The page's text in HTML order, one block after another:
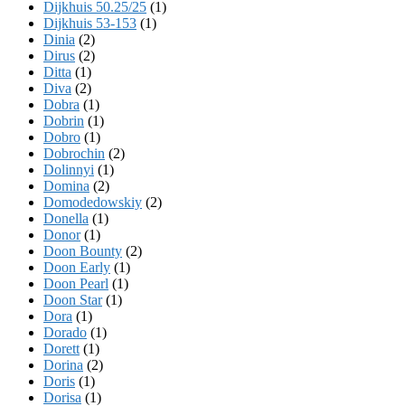
Dijkhuis 50.25/25 (1)
Dijkhuis 53-153 (1)
Dinia (2)
Dirus (2)
Ditta (1)
Diva (2)
Dobra (1)
Dobrin (1)
Dobro (1)
Dobrochin (2)
Dolinnyi (1)
Domina (2)
Domodedowskiy (2)
Donella (1)
Donor(1)
Doon Bounty (2)
Doon Early (1)
Doon Pearl (1)
Doon Star(1)
Dora (1)
Dorado (1)
Dorett (1)
Dorina (2)
Doris (1)
Dorisa (1)